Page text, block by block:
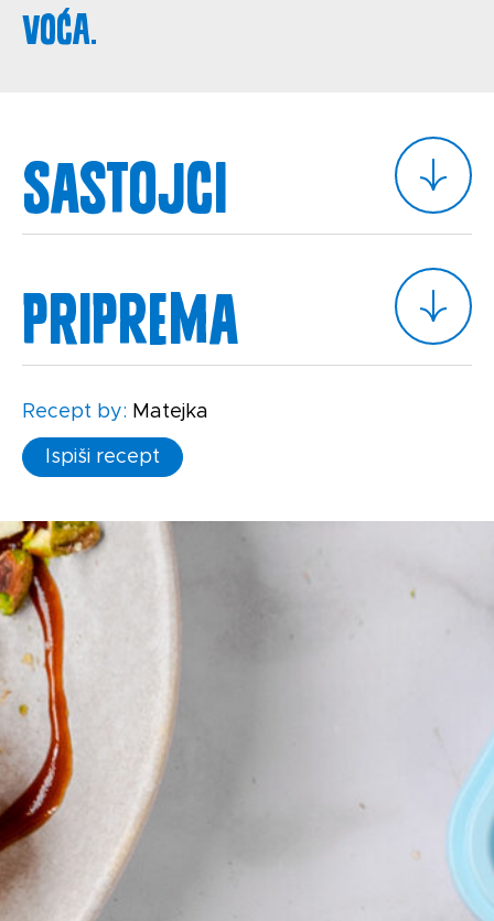
voća.
Sastojci
Priprema
Recept by: Matejka
Ispiši recept